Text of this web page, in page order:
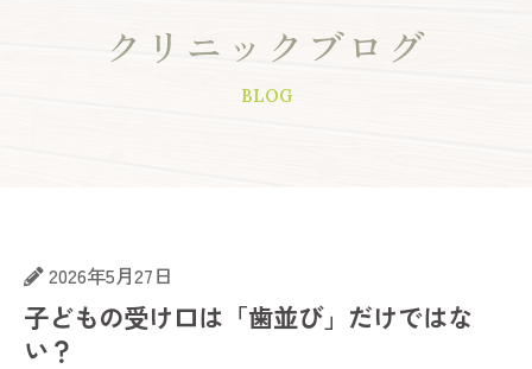
クリニックブログ
BLOG
2026年5月27日
子どもの受け口は「歯並び」だけではな
い？